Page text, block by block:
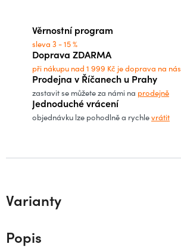
Věrnostní program
sleva 3 - 15 %
Doprava ZDARMA
při nákupu nad 1 999 Kč je doprava na nás
Prodejna v Říčanech u Prahy
zastavit se můžete za námi na prodejně
Jednoduché vrácení
objednávku lze pohodlně a rychlevrátit
Varianty
Popis